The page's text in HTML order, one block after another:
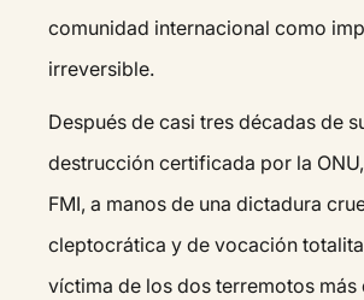
comunidad internacional como
irreversible.
Después de casi tres décadas de
destrucción certificada por la
FMI, a manos de una dictadura
cleptocrática y de vocación
víctima de los dos terremotos